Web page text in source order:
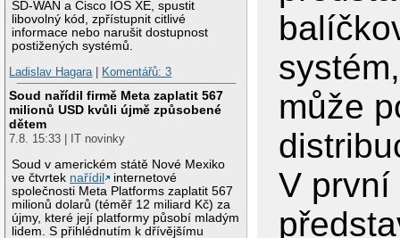
SD-WAN a Cisco IOS XE, spustit
libovolný kód, zpřístupnit citlivé
informace nebo narušit dostupnost
postižených systémů.
Ladislav Hagara| Komentářů: 3
Soud nařídil firmě Meta zaplatit 567
milionů USD kvůli újmě způsobené
dětem
7.8. 15:33 | IT novinky
Soud v americkém státě Nové Mexiko
ve čtvrtek nařídil
internetové
společnosti Meta Platforms zaplatit 567
milionů dolarů (téměř 12 miliard Kč) za
újmy, které její platformy působí mladým
lidem. S přihlédnutím k dřívějšímu
může
V první